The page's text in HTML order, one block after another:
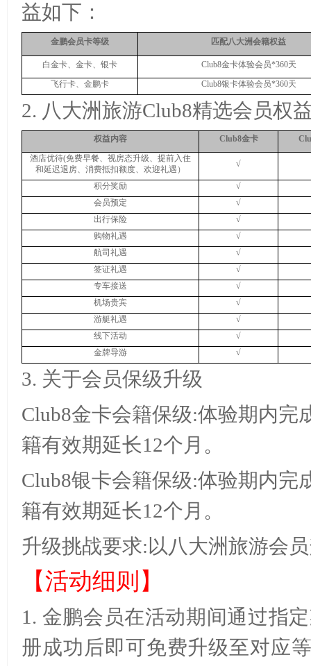
益如下：
金鹏会员卡等级 匹配八大洲会籍权益
白金卡、金卡、银卡 Club8金卡体验会员*360天
飞行卡、金鹏卡
Club8银卡体验会员*360天
2. 八大洲旅游Club8精选会员权
权益内容 Club8金卡
酒店优待(免费早餐、视房态升级、提前入住
和延迟退房、消费抵扣额度、欢迎礼遇）
√
积分奖励
√
会员预定
√
出行保险
√
购物礼遇
√
航司礼遇
√
签证礼遇
√
专车接送
√
机场贵宾
√
游艇礼遇
√
线下活动
√
金牌导游
√
3. 关于会员保级升级
Club8金卡会籍保级:体验期内完
籍有效期延长12个月。
Club8银卡会籍保级:体验期内完
籍有效期延长12个月。
升级挑战要求: 以八大洲旅游会
【活动细则】
1. 金鹏会员在活动期间通过指
册成功后即可免费升级至对应